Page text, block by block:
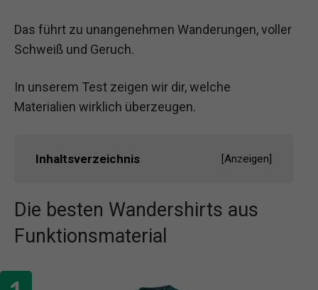
Das führt zu unangenehmen Wanderungen, voller
Schweiß und Geruch.
In unserem Test zeigen wir dir, welche
Materialien wirklich überzeugen.
Inhaltsverzeichnis [Anzeigen]
Die besten Wandershirts aus
Funktionsmaterial